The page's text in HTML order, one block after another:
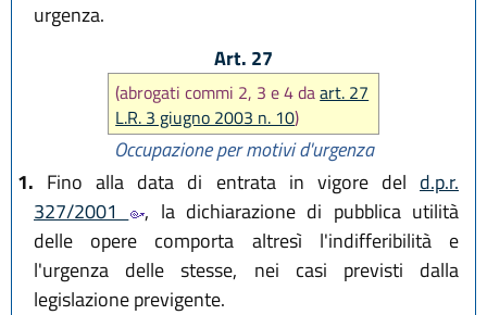
urgenza.
Art. 27
(abrogati commi 2, 3 e 4 daart. 27
L.R. 3 giugno 2003 n. 10)
Occupazione per motivi d'urgenza
1. Fino alla data di entrata in vigore del d.p.r.
327/2001
, la dichiarazione di pubblica utilità
delle opere comporta altresì l'indifferibilità e
l'urgenza delle stesse, nei casi previsti dalla
legislazione previgente.